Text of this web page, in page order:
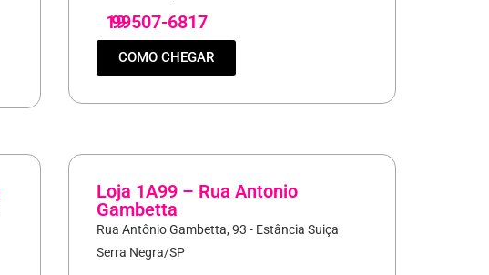
19
99507-6817
COMO CHEGAR
Loja 1A99 – Rua Antonio
Gambetta
Rua Antônio Gambetta, 93 - Estância Suiça
Serra Negra/SP